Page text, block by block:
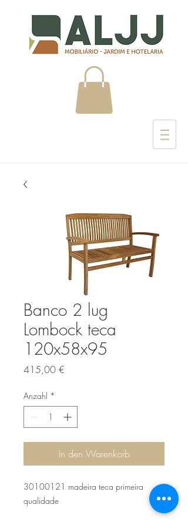
Banco 2 lug
Lombock teca
120x58x95
415,00 €
Anzahl *
In den Warenkorb
30100121 madeira teca primeira
qualidade